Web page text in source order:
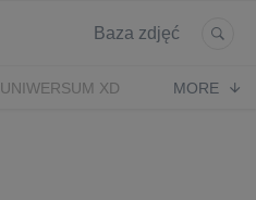
Baza zdjęć
UNIWERSUM XD
MORE